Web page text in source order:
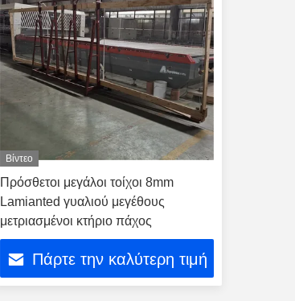
Βίντεο
Πρόσθετοι μεγάλοι τοίχοι 8mm
Lamianted γυαλιού μεγέθους
μετριασμένοι κτήριο πάχος
Πάρτε την καλύτερη τιμή